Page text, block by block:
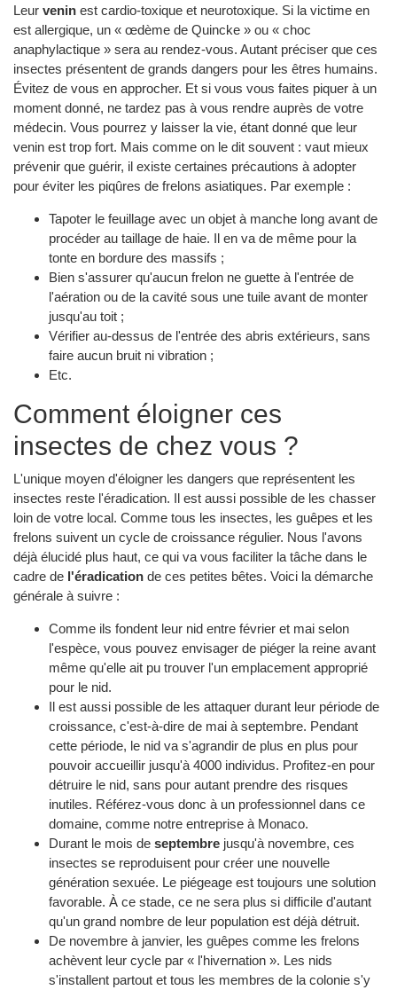
Leur venin est cardio-toxique et neurotoxique. Si la victime en
est allergique, un « œdème de Quincke » ou « choc
anaphylactique » sera au rendez-vous. Autant préciser que ces
insectes présentent de grands dangers pour les êtres humains.
Évitez de vous en approcher. Et si vous vous faites piquer à un
moment donné, ne tardez pas à vous rendre auprès de votre
médecin. Vous pourrez y laisser la vie, étant donné que leur
venin est trop fort. Mais comme on le dit souvent : vaut mieux
prévenir que guérir, il existe certaines précautions à adopter
pour éviter les piqûres de frelons asiatiques. Par exemple :
Tapoter le feuillage avec un objet à manche long avant de
procéder au taillage de haie. Il en va de même pour la
tonte en bordure des massifs ;
Bien s'assurer qu'aucun frelon ne guette à l'entrée de
l'aération ou de la cavité sous une tuile avant de monter
jusqu'au toit ;
Vérifier au-dessus de l'entrée des abris extérieurs, sans
faire aucun bruit ni vibration ;
Etc.
Comment éloigner ces
insectes de chez vous ?
L'unique moyen d'éloigner les dangers que représentent les
insectes reste l'éradication. Il est aussi possible de les chasser
loin de votre local. Comme tous les insectes, les guêpes et les
frelons suivent un cycle de croissance régulier. Nous l'avons
déjà élucidé plus haut, ce qui va vous faciliter la tâche dans le
cadre de l'éradication de ces petites bêtes. Voici la démarche
générale à suivre :
Comme ils fondent leur nid entre février et mai selon
l'espèce, vous pouvez envisager de piéger la reine avant
même qu'elle ait pu trouver l'un emplacement approprié
pour le nid.
Il est aussi possible de les attaquer durant leur période de
croissance, c'est-à-dire de mai à septembre. Pendant
cette période, le nid va s'agrandir de plus en plus pour
pouvoir accueillir jusqu'à 4000 individus. Profitez-en pour
détruire le nid, sans pour autant prendre des risques
inutiles. Référez-vous donc à un professionnel dans ce
domaine, comme notre entreprise à Monaco.
Durant le mois de septembre jusqu'à novembre, ces
insectes se reproduisent pour créer une nouvelle
génération sexuée. Le piégeage est toujours une solution
favorable. À ce stade, ce ne sera plus si difficile d'autant
qu'un grand nombre de leur population est déjà détruit.
De novembre à janvier, les guêpes comme les frelons
achèvent leur cycle par « l'hivernation ». Les nids
s'installent partout et tous les membres de la colonie s'y